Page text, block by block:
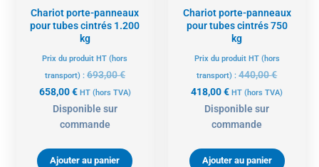
Chariot porte-panneaux
pour tubes cintrés 1.200
kg
Prix du produit HT (hors
transport) : 693,00€
658,00€ HT (hors TVA)
Disponible sur
commande
Ajouter au panier
Chariot porte-panneaux
pour tubes cintrés 750
kg
Prix du produit HT (hors
transport) :440,00€
418,00€ HT (hors TVA)
Disponible sur
commande
Ajouter au panier